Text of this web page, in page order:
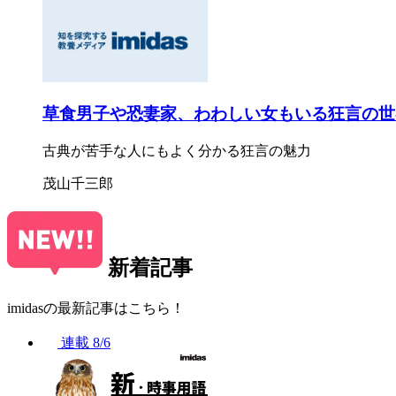
草食男子や恐妻家、わわしい女もいる狂言の
古典が苦手な人にもよく分かる狂言の魅力
茂山千三郎
新着記事
imidasの最新記事はこちら！
連載 8/6